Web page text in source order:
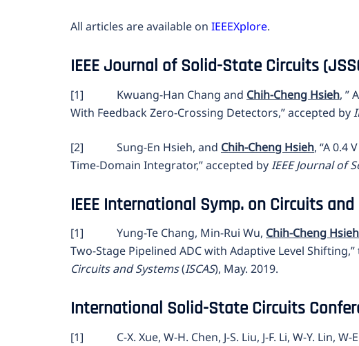
All articles are available on IEEEXplore.
IEEE Journal of Solid-State Circuits
[1] Kwuang-Han Chang and Chih-Cheng Hsieh, ”
With Feedback Zero-Crossing Detectors,” accepted by
[2] Sung-En Hsieh, and Chih-Cheng Hsieh, “A 0.4
Time-Domain Integrator,” accepted byIEEE Journal of
IEEE International Symp. on Circuits and
[1] Yung-Te Chang, Min-Rui Wu, Chih-Cheng Hsieh
Two-Stage Pipelined ADC with Adaptive Level
Circuits and Systems(ISCAS), May. 2019.
International Solid-State Circuits
[1] C-X. Xue, W-H. Chen, J-S. Liu, J-F. Li, W-Y. Lin, W-E.